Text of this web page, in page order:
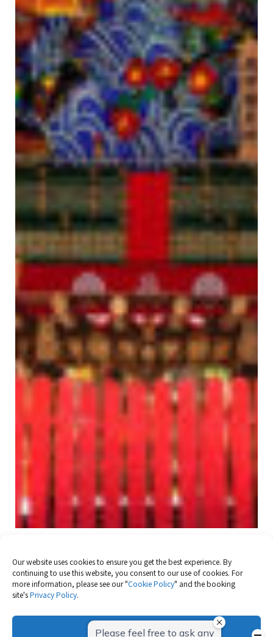
Our website uses cookies to ensure you get the best experience. By
continuing to use this website, you consent to our use of cookies. For
more information, please see our "Cookie Policy" and the booking
site'sPrivacy Policy.
OK
当地人亲切地称它为“奥志田先生”。 许多人来这里祈求商业、
健康和长寿的繁荣。 它也是每年七月举办的博
中洲 Culture
2026.05.27